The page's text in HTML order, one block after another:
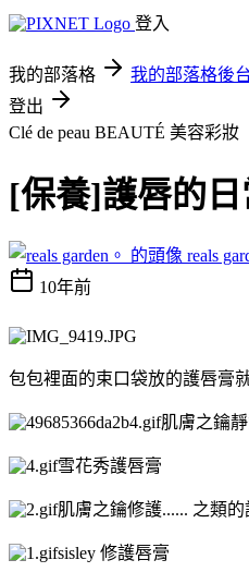
登入
我的部落格 我的部落格後
登出
Clé de peau BEAUTÉ 美容彩妝
[保養]護唇的日
reals
10年前
包包裡面的束口袋放的護唇膏
肌膚之鑰
雪花秀護唇膏
肌膚之鑰修護...... 之類
sisley 修護唇膏